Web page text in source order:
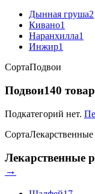
Дынная груша2
Кивано1
Наранхилла1
Инжир1
СортаПодвои
Подвои140
Подкатегорий нет.
СортаЛекарственные
Лекарственные
→